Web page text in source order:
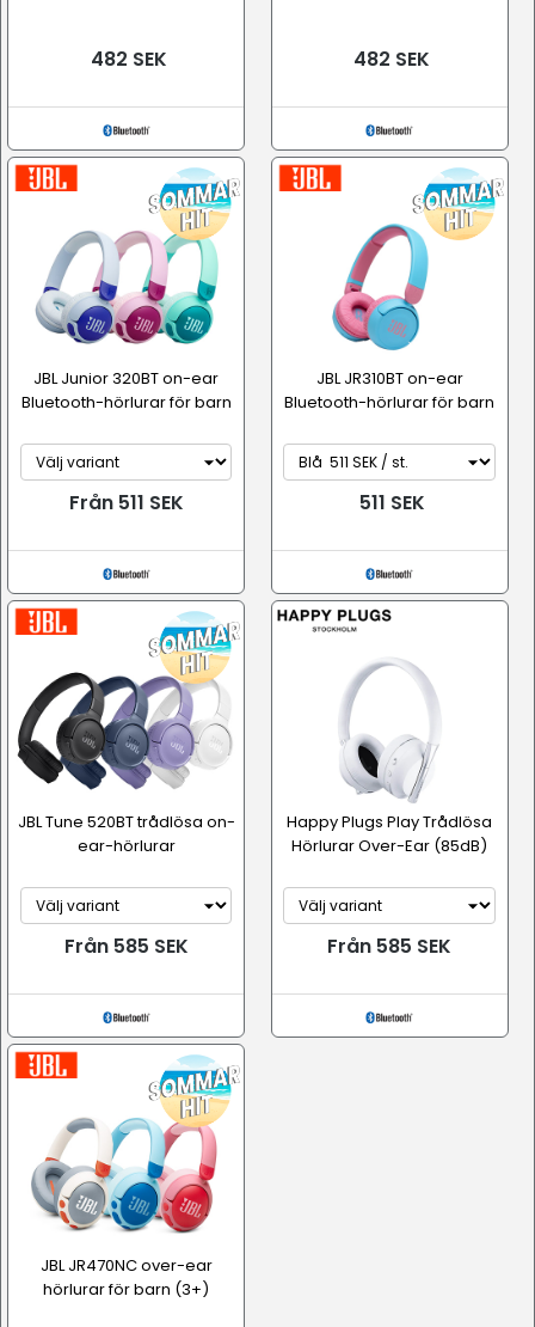
482 SEK 482 SEK
JBL Junior 320BT on-ear
Bluetooth-hörlurar för barn
Från 511 SEK
JBL JR310BT on-ear
Bluetooth-hörlurar för barn
511 SEK
JBL Tune 520BT trådlösa on-
ear-hörlurar
Från 585 SEK
Happy Plugs Play Trådlösa
Hörlurar Over-Ear (85dB)
Från 585 SEK
JBL JR470NC over-ear
hörlurar för barn (3+)